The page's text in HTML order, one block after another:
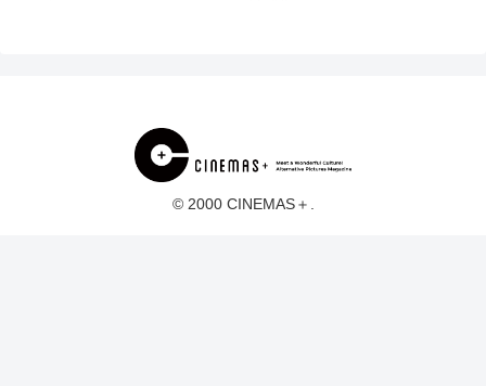
© 2000 CINEMAS＋.